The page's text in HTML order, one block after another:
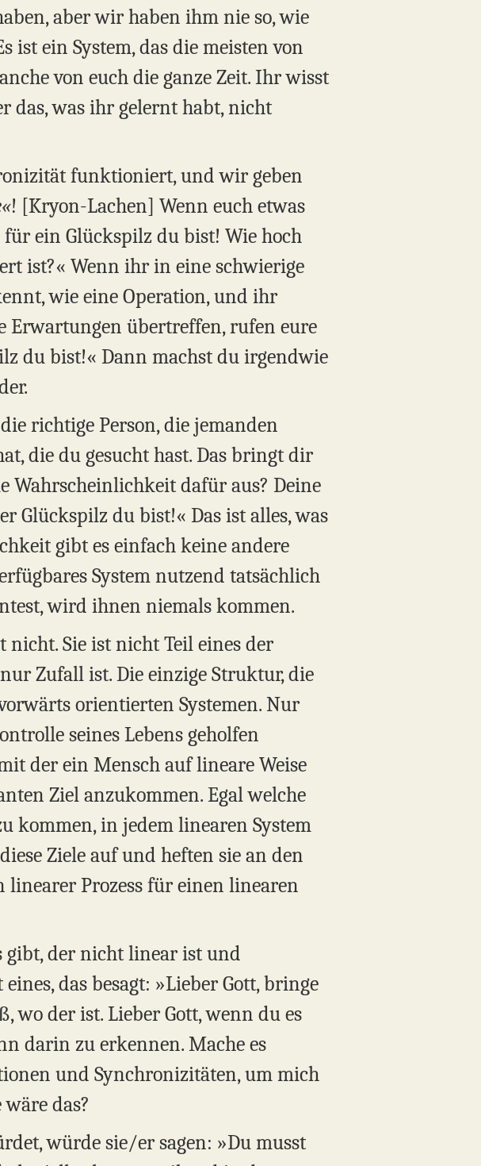
aber wir haben ihm nie so, wie
ist ein System, das die meisten von
von euch die ganze Zeit. Ihr wisst
das, was ihr gelernt habt, nicht
funktioniert, und wir geben
! [Kryon-Lachen] Wenn euch etwas
für ein Glückspilz du bist! Wie hoch
ist?« Wenn ihr in eine schwierige
wie eine Operation, und ihr
Erwartungen übertreffen, rufen eure
du bist!« Dann machst du irgendwie
richtige Person, die jemanden
die du gesucht hast. Das bringt dir
Wahrscheinlichkeit dafür aus? Deine
Glückspilz du bist!« Das ist alles, was
gibt es einfach keine andere
System nutzend tatsächlich
wird ihnen niemals kommen.
Sie ist nicht Teil eines der
Zufall ist. Die einzige Struktur, die
orientierten Systemen. Nur
seines Lebens geholfen
der ein Mensch auf lineare Weise
Ziel anzukommen. Egal welche
kommen, in jedem linearen System
Ziele auf und heften sie an den
linearer Prozess für einen linearen
gibt, der nicht linear ist und
das besagt: »Lieber Gott, bringe
der ist. Lieber Gott, wenn du es
darin zu erkennen. Mache es
und Synchronizitäten, um mich
das?
würde sie/er sagen: »Du musst